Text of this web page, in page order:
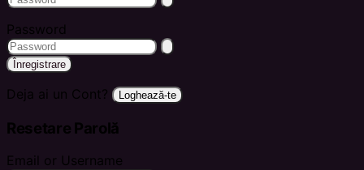
Password
Înregistrare
Deja ai un Cont? Loghează-te
Resetare Parolă
Email or Username